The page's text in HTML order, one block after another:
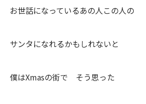
お世話になっているあの人この人の
サンタになれるかもしれないと
僕はXmasの街で そう思った